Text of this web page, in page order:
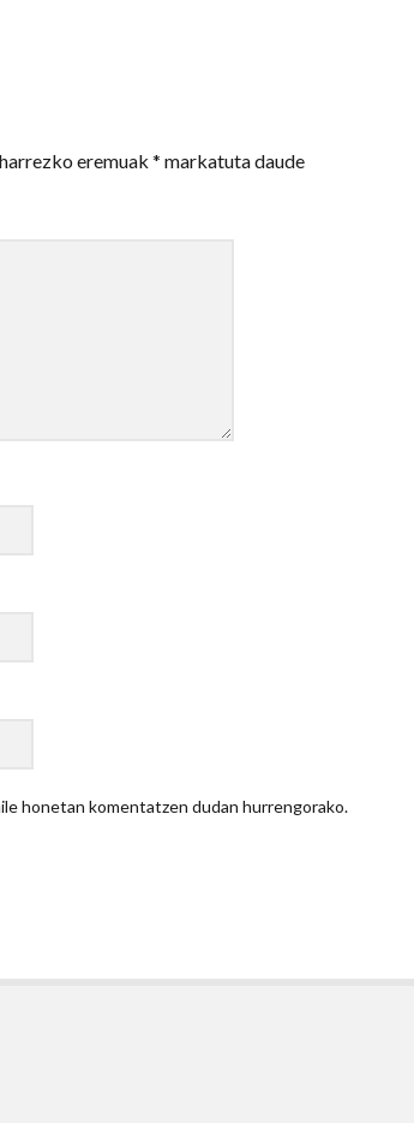
eremuak* markatuta daude
honetan komentatzen dudan hurrengorako.